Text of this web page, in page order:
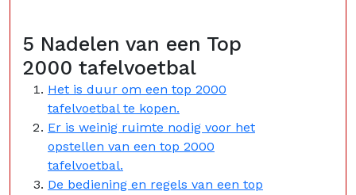
5 Nadelen van een Top
2000 tafelvoetbal
Het is duur om een top 2000
tafelvoetbal te kopen.
Er is weinig ruimte nodig voor het
opstellen van een top 2000
tafelvoetbal.
De bediening en regels van een top